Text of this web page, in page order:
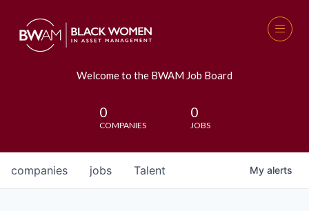
Welcome to the BWAM Job Board
0
COMPANIES
0
JOBS
jobs
companies Talent My alerts